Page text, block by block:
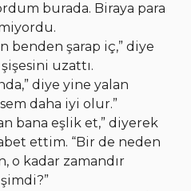
burada. Biraya para
benden şarap iç,” diye
uzattı.
diye yine yalan
daha iyi olur.”
bana eşlik et,” diyerek
ettim. “Bir de neden
o kadar zamandır